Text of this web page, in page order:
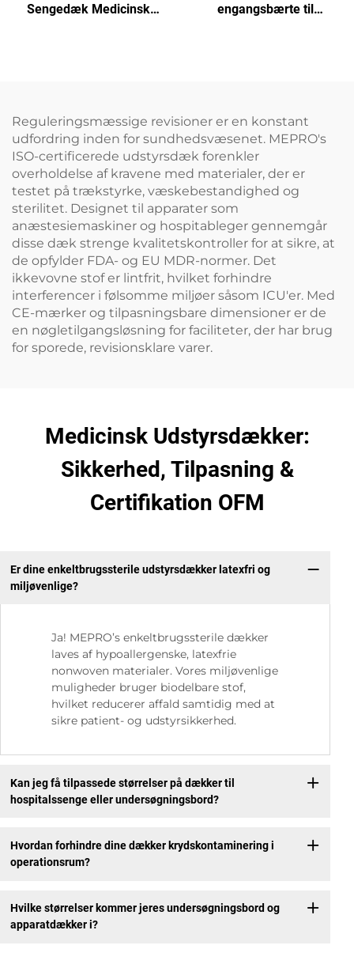
Sengedæk Medicinsk
engangsbærte til
Reguleringsmæssige revisioner er en konstant
udfordring inden for sundhedsvæsenet. MEPRO's
ISO-certificerede udstyrsdæk forenkler
overholdelse af kravene med materialer, der er
testet på trækstyrke, væskebestandighed og
sterilitet. Designet til apparater som
anæstesiemaskiner og hospitableger gennemgår
disse dæk strenge kvalitetskontroller for at sikre, at
de opfylder FDA- og EU MDR-normer. Det
ikkevovne stof er lintfrit, hvilket forhindre
interferencer i følsomme miljøer såsom ICU'er. Med
CE-mærker og tilpasningsbare dimensioner er de
en nøgletilgangsløsning for faciliteter, der har brug
for sporede, revisionsklare varer.
Medicinsk Udstyrsdækker:
Sikkerhed, Tilpasning &
Certifikation OFM
Er dine enkeltbrugssterile udstyrsdækker latexfri og
miljøvenlige?
Ja! MEPRO’s enkeltbrugssterile dækker
laves af hypoallergenske, latexfrie
nonwoven materialer. Vores miljøvenlige
muligheder bruger biodelbare stof,
hvilket reducerer affald samtidig med at
sikre patient- og udstyrsikkerhed.
Kan jeg få tilpassede størrelser på dækker til
hospitalssenge eller undersøgningsbord?
Hvordan forhindre dine dækker krydskontaminering i
operationsrum?
Hvilke størrelser kommer jeres undersøgningsbord og
apparatdækker i?